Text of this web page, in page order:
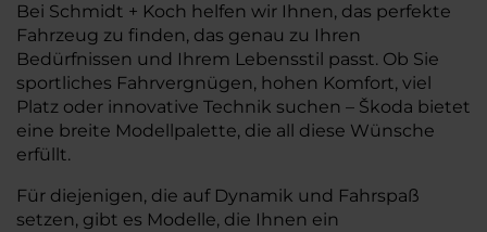
Bei Schmidt + Koch helfen wir Ihnen, das perfekte
Fahrzeug zu finden, das genau zu Ihren
Bedürfnissen und Ihrem Lebensstil passt. Ob Sie
sportliches Fahrvergnügen, hohen Komfort, viel
Platz oder innovative Technik suchen – Škoda bietet
eine breite Modellpalette, die all diese Wünsche
erfüllt.
Für diejenigen, die auf Dynamik und Fahrspaß
setzen, gibt es Modelle, die Ihnen ein